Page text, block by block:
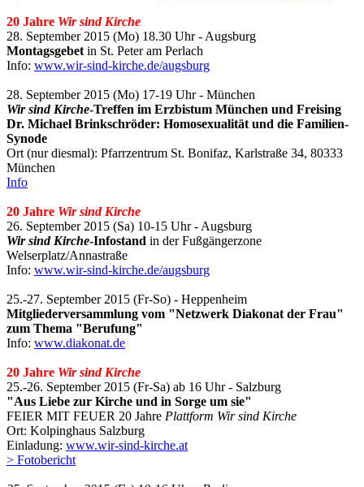
20 Jahre Wir sind Kirche
28. September 2015 (Mo) 18.30 Uhr - Augsburg
Montagsgebet in St. Peter am Perlach
Info: www.wir-sind-kirche.de/augsburg
28. September 2015 (Mo) 17-19 Uhr - München
Wir sind Kirche-Treffen im Erzbistum München und Freising
Dr. Michael Brinkschröder: Homosexualität und die Familien-
Synode
Ort (nur diesmal): Pfarrzentrum St. Bonifaz, Karlstraße 34, 80333
München
Info
20 Jahre Wir sind Kirche
26. September 2015 (Sa) 10-15 Uhr - Augsburg
Wir sind Kirche-Infostand in der Fußgängerzone
Welserplatz/Annastraße
Info: www.wir-sind-kirche.de/augsburg
25.-27. September 2015 (Fr-So) - Heppenheim
Mitgliederversammlung vom "Netzwerk Diakonat der Frau"
zum Thema "Berufung"
Info: www.diakonat.de
20 Jahre Wir sind Kirche
25.-26. September 2015 (Fr-Sa) ab 16 Uhr - Salzburg
"Aus Liebe zur Kirche und in Sorge um sie"
FEIER MIT FEUER 20 Jahre Plattform Wir sind Kirche
Ort: Kolpinghaus Salzburg
Einladung: www.wir-sind-kirche.at
> Fotobericht